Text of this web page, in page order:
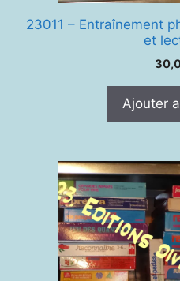
23011 – Entraînement
et
Ajouter